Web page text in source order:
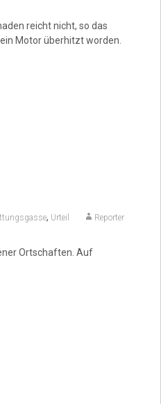
reicht nicht, so das
Motor überhitzt worden.
, Urteil Reporter
Ortschaften. Auf